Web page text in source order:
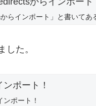
らインポート」と書いてあ
た。
ンポート！